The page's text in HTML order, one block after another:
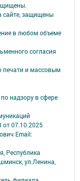
защищены
в любом объеме
согласия
печати и массовым
надзору в сфере
07.10.2025
Email:
Республика
ул.Ленина,